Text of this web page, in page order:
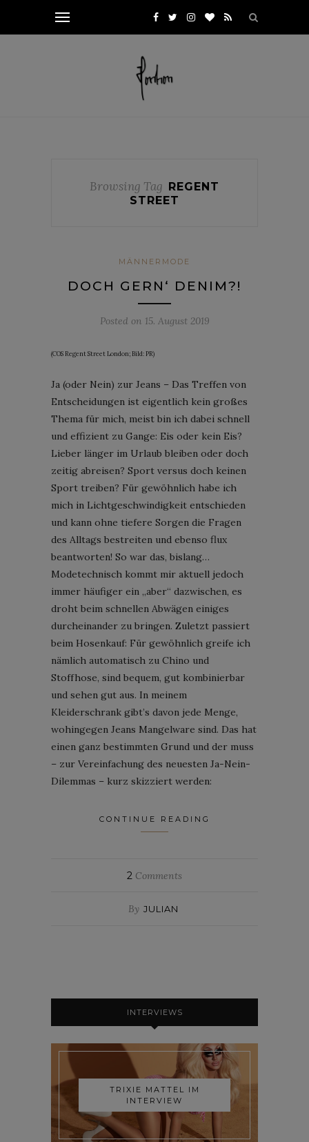
Browsing Tag REGENT
STREET
MÄNNERMODE
DOCH GERN‘ DENIM?!
Posted on 15. August 2019
(COS Regent Street London; Bild: PR)
Ja (oder Nein) zur Jeans – Das Treffen von
Entscheidungen ist eigentlich kein großes
Thema für mich, meist bin ich dabei schnell
und effizient zu Gange: Eis oder kein Eis?
Lieber länger im Urlaub bleiben oder doch
zeitig abreisen? Sport versus doch keinen
Sport treiben? Für gewöhnlich habe ich
mich in Lichtgeschwindigkeit entschieden
und kann ohne tiefere Sorgen die Fragen
des Alltags bestreiten und ebenso flux
beantworten! So war das, bislang…
Modetechnisch kommt mir aktuell jedoch
immer häufiger ein „aber“ dazwischen, es
droht beim schnellen Abwägen einiges
durcheinander zu bringen. Zuletzt passiert
beim Hosenkauf: Für gewöhnlich greife ich
nämlich automatisch zu Chino und
Stoffhose, sind bequem, gut kombinierbar
und sehen gut aus. In meinem
Kleiderschrank gibt’s davon jede Menge,
wohingegen Jeans Mangelware sind. Das hat
einen ganz bestimmten Grund und der muss
– zur Vereinfachung des neuesten Ja-Nein-
Dilemmas – kurz skizziert werden:
CONTINUE READING
2 Comments
By JULIAN
INTERVIEWS
TRIXIE MATTEL IM
INTERVIEW